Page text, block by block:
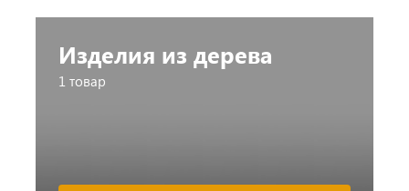
Изделия из дерева
1 товар